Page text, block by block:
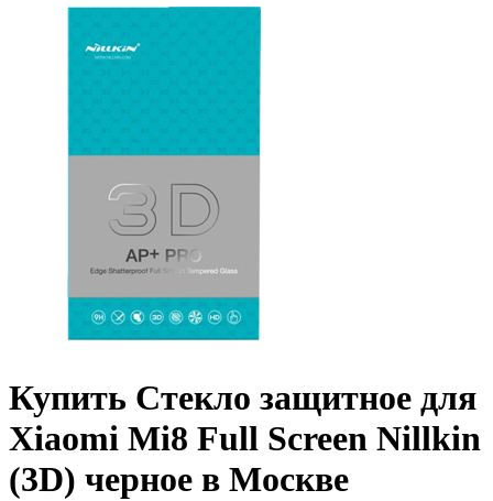
Купить Стекло защитное для
Xiaomi Mi8 Full Screen Nillkin
(3D) черное в Москве